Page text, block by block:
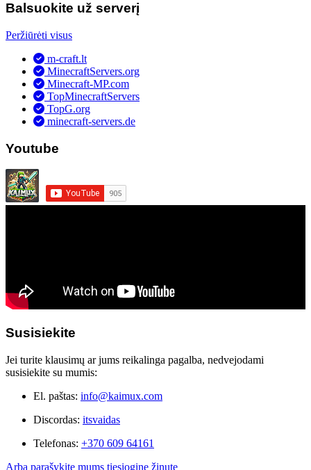
Balsuokite už serverį
Peržiūrėti visus
m-craft.lt
MinecraftServers.org
Minecraft-MP.com
TopMinecraftServers
TopG.org
minecraft-servers.de
Youtube
Susisiekite
Jei turite klausimų ar jums reikalinga pagalba, nedvejodami
susisiekite su mumis:
El. paštas: info@kaimux.com
Discordas: itsvaidas
Telefonas: +370 609 64161
Arba parašykite mums tiesioginę žinutę